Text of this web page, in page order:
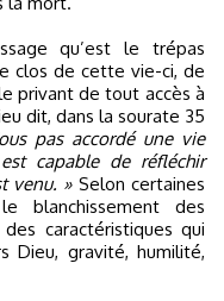
qu’est le trépas
clos de cette vie-ci, de
privant de tout accès à
dit, dans la sourate 35
pas accordé une vie
capable de réfléchir
venu. »Selon certaines
blanchissement des
caractéristiques qui
Dieu, gravité, humilité,